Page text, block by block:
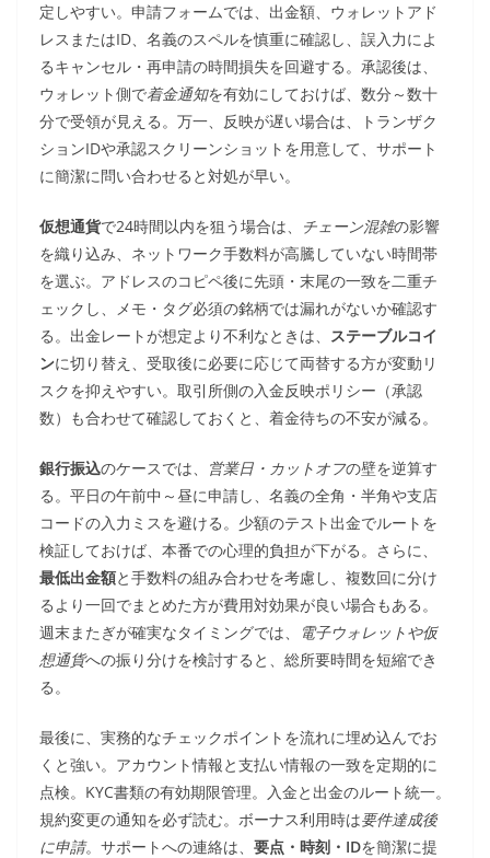
定しやすい。申請フォームでは、出金額、ウォレットアド
レスまたはID、名義のスペルを慎重に確認し、誤入力によ
るキャンセル・再申請の時間損失を回避する。承認後は、
ウォレット側で着金通知を有効にしておけば、数分～数十
分で受領が見える。万一、反映が遅い場合は、トランザク
ションIDや承認スクリーンショットを用意して、サポート
に簡潔に問い合わせると対処が早い。
仮想通貨で24時間以内を狙う場合は、 チェーン混雑の影響
を織り込み、ネットワーク手数料が高騰していない時間帯
を選ぶ。アドレスのコピペ後に先頭・末尾の一致を二重チ
ェックし、メモ・タグ必須の銘柄では漏れがないか確認す
る。出金レートが想定より不利なときは、 ステーブルコイ
ンに切り替え、受取後に必要に応じて両替する方が変動リ
スクを抑えやすい。取引所側の入金反映ポリシー（承認
数）も合わせて確認しておくと、着金待ちの不安が減る。
銀行振込のケースでは、 営業日・カットオフの壁を逆算す
る。平日の午前中～昼に申請し、名義の全角・半角や支店
コードの入力ミスを避ける。少額のテスト出金でルートを
検証しておけば、本番での心理的負担が下がる。さらに、
最低出金額と手数料の組み合わせを考慮し、複数回に分け
るより一回でまとめた方が費用対効果が良い場合もある。
週末またぎが確実なタイミングでは、
電子ウォレットや仮
想通貨への振り分けを検討すると、総所要時間を短縮でき
る。
最後に、実務的なチェックポイントを流れに埋め込んでお
くと強い。アカウント情報と支払い情報の一致を定期的に
点検。KYC書類の有効期限管理。入金と出金のルート統一。
規約変更の通知を必ず読む。ボーナス利用時は要件達成後
に申請。サポートへの連絡は、 要点・時刻・IDを簡潔に提